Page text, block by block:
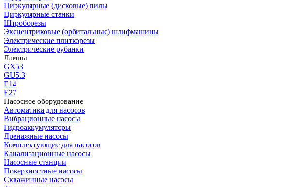
Циркулярные (дисковые) пилы
Циркулярные станки
Штроборезы
Эксцентриковые (орбитальные) шлифмашины
Электрические плиткорезы
Электрические рубанки
Лампы
GX53
GU5.3
Е14
Е27
Насосное оборудование
Автоматика для насосов
Вибрационные насосы
Гидроаккумуляторы
Дренажные насосы
Комплектующие для насосов
Канализационные насосы
Насосные станции
Поверхностные насосы
Скважинные насосы